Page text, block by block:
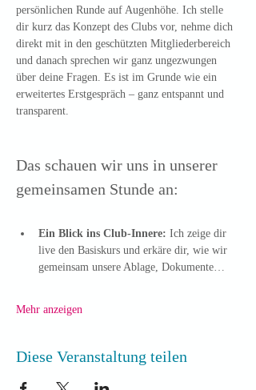
persönlichen Runde auf Augenhöhe. Ich stelle
dir kurz das Konzept des Clubs vor, nehme dich
direkt mit in den geschützten Mitgliederbereich
und danach sprechen wir ganz ungezwungen
über deine Fragen. Es ist im Grunde wie ein
erweitertes Erstgespräch – ganz entspannt und
transparent.
Das schauen wir uns in unserer
gemeinsamen Stunde an:
Ein Blick ins Club-Innere: Ich zeige dir
live den Basiskurs und erkäre dir, wie wir
gemeinsam unsere Ablage, Dokumente…
Mehr anzeigen
Diese Veranstaltung teilen